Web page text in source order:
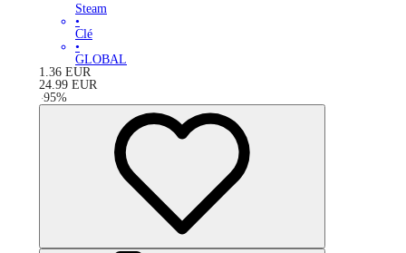
Steam
•
Clé
•
GLOBAL
1.36 EUR
24.99 EUR
-95%